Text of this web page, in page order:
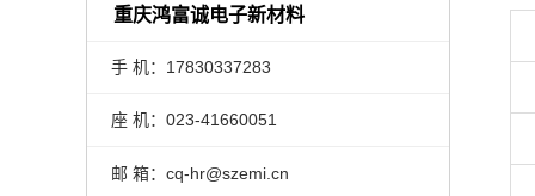
重庆鸿富诚电子新材料
手 机：17830337283
座 机：023-41660051
邮 箱：cq-hr@szemi.cn